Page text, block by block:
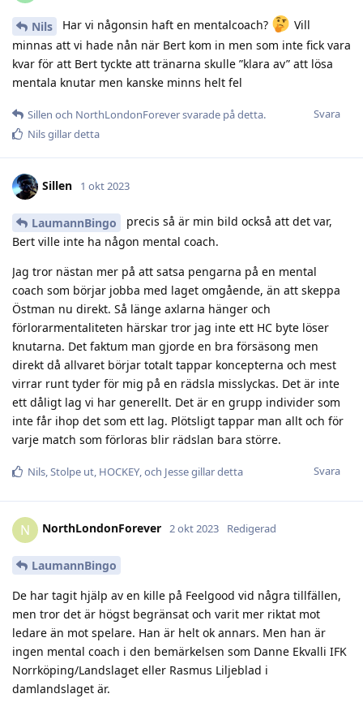
Nils Har vi någonsin haft en mentalcoach?
Vill
minnas att vi hade nån när Bert kom in men som inte fick vara
kvar för att Bert tyckte att tränarna skulle ”klara av” att lösa
mentala knutar men kanske minns helt fel
Svara
Sillen och NorthLondonForeversvarade på detta.
Nilsgillar detta
Sillen 1 okt 2023
LaumannBingo
precis så är min bild också att det var,
Bert ville inte ha någon mental coach.
Jag tror nästan mer på att satsa pengarna på en mental
coach som börjar jobba med laget omgående, än att skeppa
Östman nu direkt. Så länge axlarna hänger och
förlorarmentaliteten härskar tror jag inte ett HC byte löser
knutarna. Det faktum man gjorde en bra försäsong men
direkt då allvaret börjar totalt tappar koncepterna och mest
virrar runt tyder för mig på en rädsla misslyckas. Det är inte
ett dåligt lag vi har generellt. Det är en grupp individer som
inte får ihop det som ett lag. Plötsligt tappar man allt och för
varje match som förloras blir rädslan bara större.
Svara
Nils Stolpe ut HOCKEY , och Jessegillar detta
N NorthLondonForever 2 okt 2023 Redigerad
LaumannBingo
De har tagit hjälp av en kille på Feelgood vid några tillfällen,
men tror det är högst begränsat och varit mer riktat mot
ledare än mot spelare. Han är helt ok annars. Men han är
ingen mental coach i den bemärkelsen som Danne Ekvalli IFK
Norrköping/Landslaget eller Rasmus Liljeblad i
damlandslaget är.